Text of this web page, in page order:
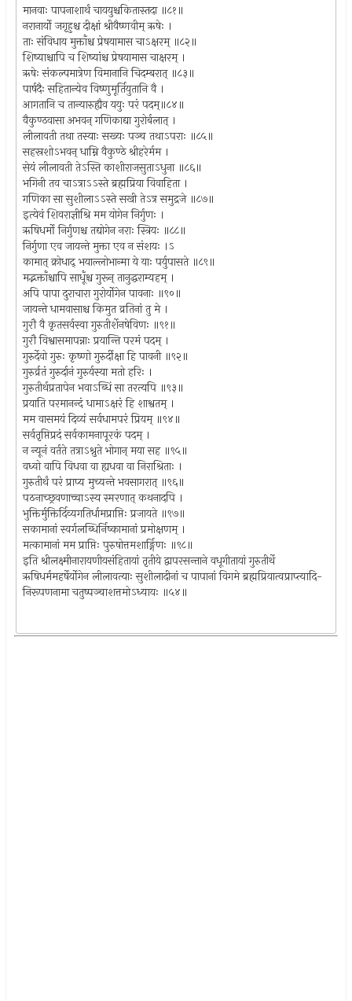
मानवाः पापनाशार्थं चाययुश्चकितास्तदा ॥८१॥
नरानार्यो जगृहुश्च दीक्षां श्रीवैष्णवीम् ऋषेः ।
ताः संविधाय मुक्ताँश्च प्रेषयामास चाऽक्षरम् ॥८२॥
शिष्याश्चापि च शिष्यांश्च प्रेषयामास चाक्षरम् ।
ऋषेः संकल्पमात्रेण विमानानि चिदम्बरात् ॥८३॥
पार्षदैः सहितान्येव विष्णुमूर्तियुतानि वै ।
आगतानि च तान्यारुह्यैव ययुः परं पदम्॥८४॥
वैकुण्ठवासा अभवन् गणिकाद्या गुरोर्बलात् ।
लीलावती तथा तस्याः सख्यः पञ्च तथाऽपराः ॥८५॥
सहस्रशोऽभवन् धाम्नि वैकुण्ठे श्रीहरेर्मम ।
सेयं लीलावती तेऽस्ति काशीराजसुताऽधुना ॥८६॥
भगिनी तव चाऽत्राऽऽस्ते ब्रह्मप्रिया विवाहिता ।
गणिका सा सुशीलाऽऽस्ते सखी तेऽत्र समुद्रजे ॥८७॥
इत्येवं शिवराज्ञीश्रि मम योगेन निर्गुणः ।
ऋषिधर्मो निर्गुणश्च तद्योगेन नराः स्त्रियः ॥८८॥
निर्गुणा एव जायन्ते मुक्ता एव न संशयः ।ऽ
कामात् क्रोधाद् भयाल्लोभान्मा ये याः पर्युपासते ॥८९॥
मद्भक्ताँश्चापि साधूँश्च गुरून् तानुद्धराम्यहम् ।
अपि पापा दुराचारा गुरोर्योगेन पावनाः ॥९०॥
जायन्ते धामवासाश्च किमुत व्रतिनां तु मे ।
गुरौ वै कृतसर्वस्वा गुरुतीर्शेनषेविणः ॥९१॥
गुरौ विश्वासमापन्नाः प्रयान्ति परमं पदम् ।
गुरुर्देवो गुरुः कृष्णो गुरुर्दीक्षा हि पावनी ॥९२॥
गुरुर्व्रतं गुरुर्दानं गुरुर्यस्या मतो हरिः ।
गुरुतीर्थप्रतापेन भवाऽब्धिं सा तरत्यपि ॥९३॥
प्रयाति परमानन्दं धामाऽक्षरं हि शाश्वतम् ।
मम वासमयं दिव्यं सर्वधामपरं प्रियम् ॥९४॥
सर्वतृप्तिप्रदं सर्वकामनापूरकं पदम् ।
न न्यूनं वर्तते तत्राऽश्नुते भोगान् मया सह ॥९५॥
वध्वो वापि विधवा वा ह्यधवा वा निराश्रिताः ।
गुरुतीर्थं परं प्राप्य मुच्यन्ते भवसागरात् ॥९६॥
पठनाच्छ्रवणाच्चाऽस्य स्मरणात् कथनादपि ।
भुक्तिर्मुक्तिर्दिव्यगतिर्धामप्राप्तिः प्रजायते ॥९७॥
सकामानां स्वर्गलब्धिर्निष्कामानां प्रमोक्षणम् ।
मत्कामानां मम प्राप्तिः पुरुषोत्तमशार्ङ्गिणः ॥९८॥
इति श्रीलक्ष्मीनारायणीयसंहितायां तृतीये द्वापरसन्ताने वधूगीतायां गुरुतीर्थे
ऋषिधर्ममहर्षेर्योगेन लीलावत्याः सुशीलादीनां च पापानां विगमे ब्रह्मप्रियात्वप्राप्त्यादि-
निरूपणनामा चतुष्पञ्चाशत्तमोऽध्यायः ॥५४॥